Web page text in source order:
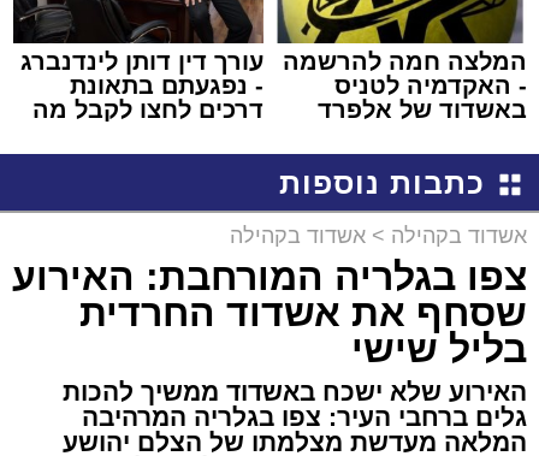
המלצה חמה להרשמה
- האקדמיה לטניס
באשדוד של אלפרד
עורך דין דותן לינדנברג
- נפגעתם בתאונת
דרכים לחצו לקבל מה
כתבות נוספות
אשדוד בקהילה > אשדוד בקהילה
צפו בגלריה המורחבת: האירוע
שסחף את אשדוד החרדית
בליל שישי
האירוע שלא ישכח באשדוד ממשיך להכות
גלים ברחבי העיר: צפו בגלריה המרהיבה
המלאה מעדשת מצלמתו של הצלם יהושע